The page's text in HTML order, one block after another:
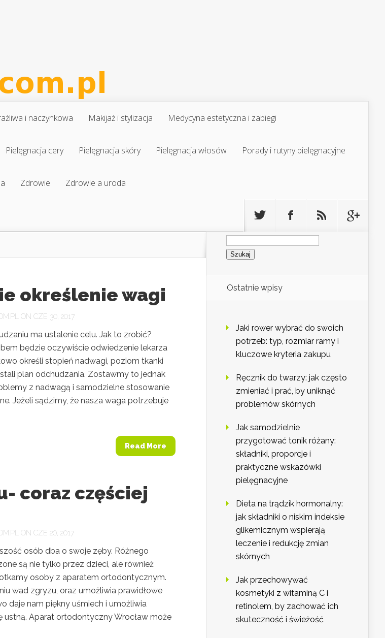
i naczynkowa Makijaż i stylizacja Medycyna estetyczna i zabiegi
Pielęgnacja cery Pielęgnacja skóry Pielęgnacja włosów Porady i rutyny pielęgnacyjne
Zdrowie Zdrowie a uroda
określenie wagi
ON CZE 30, 2017
ma ustalenie celu. Jak to zrobić?
będzie oczywiście odwiedzenie lekarza
określi stopień nadwagi, poziom tkanki
plan odchudzania. Zostawmy to jednak
z nadwagą i samodzielne stosowanie
Jeżeli sądzimy, że nasza waga potrzebuje
Read More
coraz częściej
ON CZE 20, 2017
osób dba o swoje zęby. Różnego
są nie tylko przez dzieci, ale również
osoby z aparatem ortodontycznym.
wad zgryzu, oraz umożliwia prawidłowe
daje nam piękny uśmiech i umożliwia
ustną. Aparat ortodontyczny Wrocław może
Szukaj:
Ostatnie wpisy
Jaki rower wybrać do swoich
potrzeb: typ, rozmiar ramy i
kluczowe kryteria zakupu
Ręcznik do twarzy: jak często
zmieniać i prać, by uniknąć
problemów skórnych
Jak samodzielnie
przygotować tonik różany:
składniki, proporcje i
praktyczne wskazówki
pielęgnacyjne
Dieta na trądzik hormonalny:
jak składniki o niskim indeksie
glikemicznym wspierają
leczenie i redukcję zmian
skórnych
Jak przechowywać
kosmetyki z witaminą C i
retinolem, by zachować ich
skuteczność i świeżość